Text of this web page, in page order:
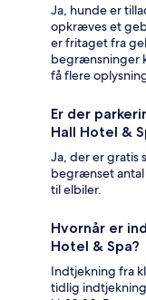
Ja, hunde er
opkræves et
er fritaget fra
begrænsninger
få flere
Er der
Hall Hotel &
Ja, der er gratis
begrænset antal
til elbiler.
Hvornår er
Hotel & Spa?
Indtjekning fra
tidlig